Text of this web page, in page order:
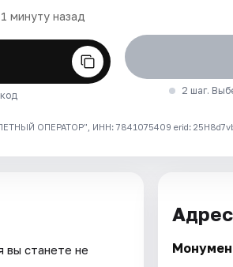
минуту назад
2 шаг.
ОПЕРАТОР", ИНН: 7841075409 erid:
вы станете не
Адрес